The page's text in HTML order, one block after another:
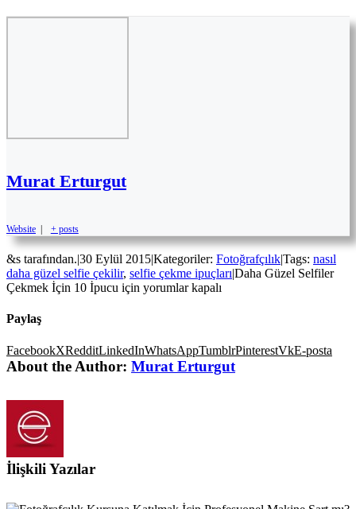
Murat Erturgut
Website + posts
&s tarafından.|30 Eylül 2015|Kategoriler: Fotoğrafçılık|Tags: nasıl
daha güzel selfie çekilir, selfie çekme ipuçları|Daha Güzel Selfiler
Çekmek İçin 10 İpucu için yorumlar kapalı
Paylaş
FacebookXRedditLinkedInWhatsAppTumblrPinterestVkE-posta
About the Author: Murat Erturgut
İlişkili Yazılar